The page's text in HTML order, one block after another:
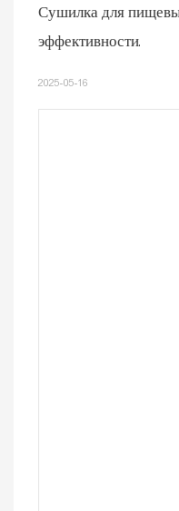
Сушилка для
эффективности.
2025-05-16